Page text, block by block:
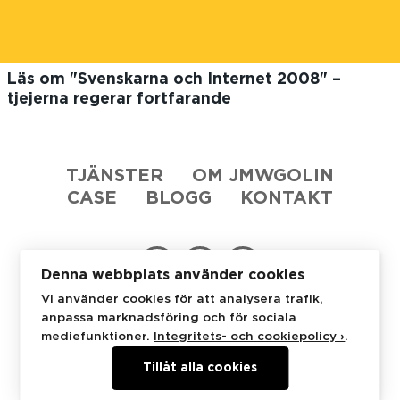
Läs om "Svenskarna och Internet 2008" –
tjejerna regerar fortfarande
TJÄNSTER
OM JMWGOLIN
CASE
BLOGG KONTAKT
JMWGolin Stureplan 4C
114 35 Stockholm
+46 8 53 48 07 50
Denna webbplats använder cookies
Vi använder cookies för att analysera trafik,
anpassa marknadsföring och för sociala
mediefunktioner.
Integritets- och cookiepolicy ›.
Tillåt alla cookies